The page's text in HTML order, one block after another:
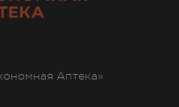
Аптека»